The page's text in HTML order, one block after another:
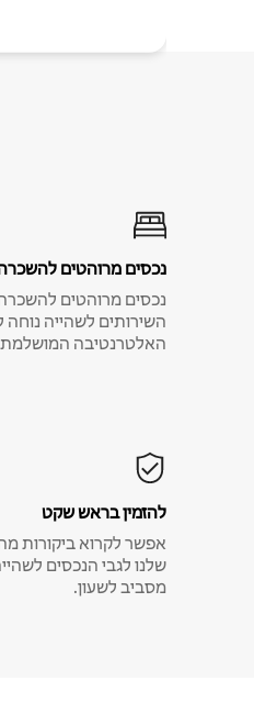
נכסים מרוהטים
נכסים מרוהטים
השירותים לשהייה נוחה
האלטרנטיבה
להזמין בראש שקט
אפשר לקרוא ביקורות
שלנו לגבי הנכסים
מסביב לשעון.